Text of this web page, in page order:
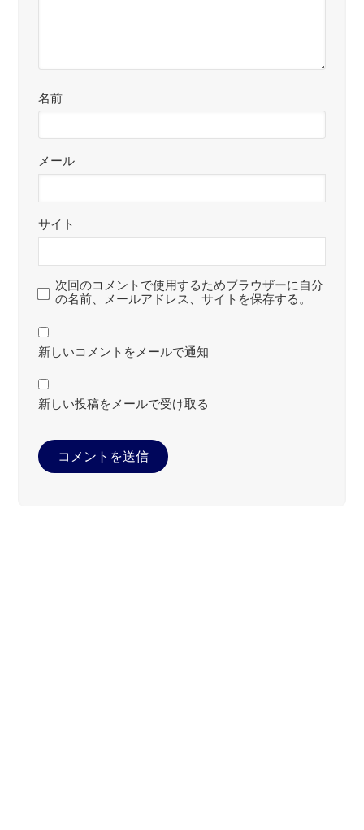
名前
メール
サイト
次回のコメントで使用するためブラウザーに自分
の名前、メールアドレス、サイトを保存する。
新しいコメントをメールで通知
新しい投稿をメールで受け取る